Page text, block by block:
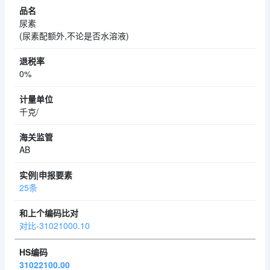
尿素
(尿素配额外,不论是否水溶液)
0%
千克/
AB
25条
对比-31021000.10
31022100.00